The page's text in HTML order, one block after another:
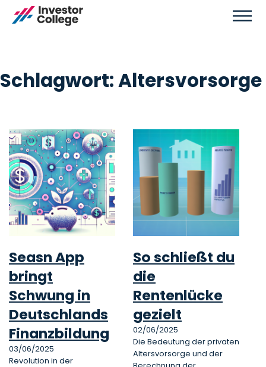
Schlagwort:Altersvorsorge
Seasn App
bringt
Schwung in
Deutschlands
Finanzbildung
03/06/2025
Revolution in der
So schließt du
die
Rentenlücke
gezielt
02/06/2025
Die Bedeutung der privaten
Altersvorsorge und der